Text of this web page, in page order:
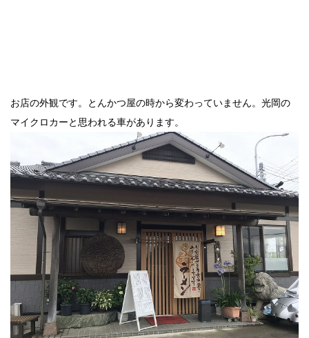
お店の外観です。とんかつ屋の時から変わっていません。光岡の
マイクロカーと思われる車があります。